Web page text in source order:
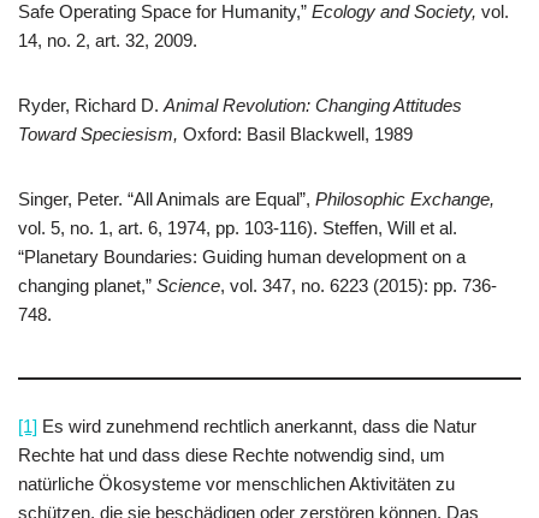
Safe Operating Space for Humanity,” Ecology and Society, vol.
14, no. 2, art. 32, 2009.
Ryder, Richard D. Animal Revolution: Changing Attitudes
Toward Speciesism, Oxford: Basil Blackwell, 1989
Singer, Peter. “All Animals are Equal”, Philosophic Exchange,
vol. 5, no. 1, art. 6, 1974, pp. 103-116). Steffen, Will et al.
“Planetary Boundaries: Guiding human development on a
changing planet,” Science, vol. 347, no. 6223 (2015): pp. 736-
748.
[1] Es wird zunehmend rechtlich anerkannt, dass die Natur
Rechte hat und dass diese Rechte notwendig sind, um
natürliche Ökosysteme vor menschlichen Aktivitäten zu
schützen, die sie beschädigen oder zerstören können. Das